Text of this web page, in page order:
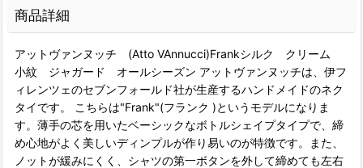
商品詳細
アットヴァンヌッチ (Atto VAnnucci)Frankシルク クリーム
小紋 ジャガード オールシーズン アットヴァンヌッチは、伊フ
ィレンツェのセブンフォールド社が生産するハンドメイドのネク
タイです。 こちらは"Frank"(フランク )というモデルになりま
す。薄手の芯を用いたベーシックなボトルシェイプタイプで、締
め心地がよく美しいディンプルが作り易いのが特徴です。また、
ノットが緩みにくく、シャツの第一ボタンを外して締めても左右